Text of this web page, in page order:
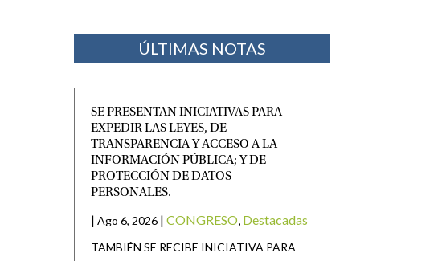
ÚLTIMAS NOTAS
SE PRESENTAN INICIATIVAS PARA
EXPEDIR LAS LEYES, DE
TRANSPARENCIA Y ACCESO A LA
INFORMACIÓN PÚBLICA; Y DE
PROTECCIÓN DE DATOS
PERSONALES.
| Ago 6, 2026 | CONGRESO Destacadas
TAMBIÉN SE RECIBE INICIATIVA PARA